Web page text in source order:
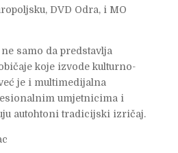
DVD Odra, i MO
samo da predstavlja
koje izvode kulturno-
je i multimedijalna
umjetnicima i
autohtoni tradicijski izričaj.